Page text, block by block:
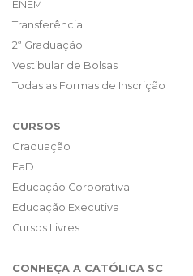
ENEM
Transferência
2ª Graduação
Vestibular de Bolsas
Todas as Formas de Inscrição
CURSOS
Graduação
EaD
Educação Corporativa
Educação Executiva
Cursos Livres
CONHEÇA A CATÓLICA SC